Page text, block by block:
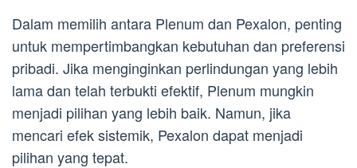
Dalam memilih antara Plenum dan Pexalon, penting
untuk mempertimbangkan kebutuhan dan preferensi
pribadi. Jika menginginkan perlindungan yang lebih
lama dan telah terbukti efektif, Plenum mungkin
menjadi pilihan yang lebih baik. Namun, jika
mencari efek sistemik, Pexalon dapat menjadi
pilihan yang tepat.